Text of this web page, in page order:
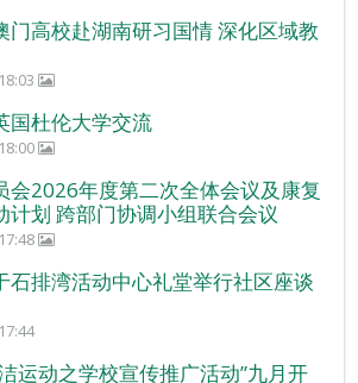
门高校赴湖南研习国情 深化区域教
国杜伦大学交流
会2026年度第二次全体会议及康复
计划 跨部门协调小组联合会议
石排湾活动中心礼堂举行社区座谈
运动之学校宣传推广活动”九月开